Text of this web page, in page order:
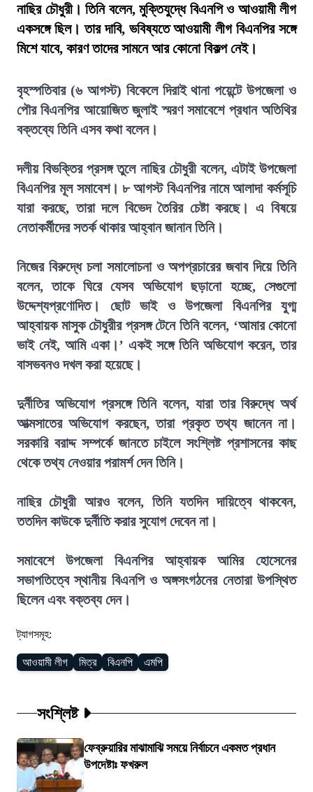
নাছির চৌধুরী। তিনি বলেন, মুক্তিযুদ্ধে বিএনপি ও আওয়ামী লীগ
একসঙ্গে ছিল। তার দাবি, ভবিষ্যতে আওয়ামী লীগ বিএনপির সঙ্গে
মিশে যাবে, কারণ তাদের সামনে আর কোনো বিকল্প নেই।
বৃহস্পতিবার (৬ আগস্ট) বিকেলে দিরাই থানা পয়েন্টে উপজেলা ও
পৌর বিএনপির আয়োজিত জুলাই স্মরণ সমাবেশে প্রধান অতিথির
বক্তব্যে তিনি এসব কথা বলেন।
দলীয় বিভক্তির প্রসঙ্গ তুলে নাছির চৌধুরী বলেন, এটাই উপজেলা
বিএনপির মূল সমাবেশ। ৮ আগস্ট বিএনপির নামে আলাদা কর্মসূচি
যারা করছে, তারা দলে বিভেদ তৈরির চেষ্টা করছে। এ বিষয়ে
নেতাকর্মীদের সতর্ক থাকার আহ্বান জানান তিনি।
নিজের বিরুদ্ধে চলা সমালোচনা ও অপপ্রচারের জবাব দিয়ে তিনি
বলেন, তাকে ঘিরে যেসব অভিযোগ ছড়ানো হচ্ছে, সেগুলো
উদ্দেশ্যপ্রণোদিত। ছোট ভাই ও উপজেলা বিএনপির যুগ্ম
আহ্বায়ক মাসুক চৌধুরীর প্রসঙ্গ টেনে তিনি বলেন, ‘আমার কোনো
ভাই নেই, আমি একা।’ একই সঙ্গে তিনি অভিযোগ করেন, তার
বাসভবনও দখল করা হয়েছে।
দুর্নীতির অভিযোগ প্রসঙ্গে তিনি বলেন, যারা তার বিরুদ্ধে অর্থ
আত্মসাতের অভিযোগ করছেন, তারা প্রকৃত তথ্য জানেন না।
সরকারি বরাদ্দ সম্পর্কে জানতে চাইলে সংশ্লিষ্ট প্রশাসনের কাছ
থেকে তথ্য নেওয়ার পরামর্শ দেন তিনি।
নাছির চৌধুরী আরও বলেন, তিনি যতদিন দায়িত্বে থাকবেন,
ততদিন কাউকে দুর্নীতি করার সুযোগ দেবেন না।
সমাবেশে উপজেলা বিএনপির আহ্বায়ক আমির হোসেনের
সভাপতিত্বে স্থানীয় বিএনপি ও অঙ্গসংগঠনের নেতারা উপস্থিত
ছিলেন এবং বক্তব্য দেন।
ট্যাগসমূহ:
আওয়ামী লীগ মিত্র বিএনপি এমপি
সংশ্লিষ্ট
ফেব্রুয়ারির মাঝামাঝি সময়ে নির্বাচনে একমত প্রধান
উপদেষ্টাঃ ফখরুল